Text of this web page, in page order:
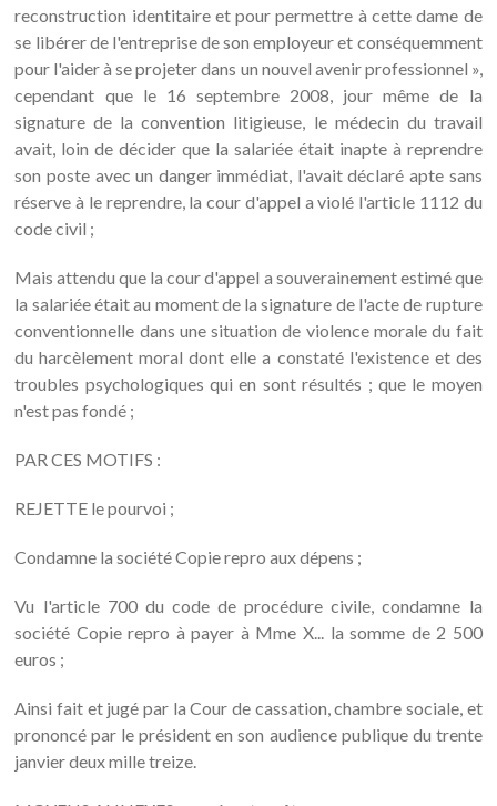
reconstruction identitaire et pour permettre à cette dame de
se libérer de l'entreprise de son employeur et conséquemment
pour l'aider à se projeter dans un nouvel avenir professionnel »,
cependant que le 16 septembre 2008, jour même de la
signature de la convention litigieuse, le médecin du travail
avait, loin de décider que la salariée était inapte à reprendre
son poste avec un danger immédiat, l'avait déclaré apte sans
réserve à le reprendre, la cour d'appel a violé l'article 1112 du
code civil ;
Mais attendu que la cour d'appel a souverainement estimé que
la salariée était au moment de la signature de l'acte de rupture
conventionnelle dans une situation de violence morale du fait
du harcèlement moral dont elle a constaté l'existence et des
troubles psychologiques qui en sont résultés ; que le moyen
n'est pas fondé ;
PAR CES MOTIFS :
REJETTE le pourvoi ;
Condamne la société Copie repro aux dépens ;
Vu l'article 700 du code de procédure civile, condamne la
société Copie repro à payer à Mme X... la somme de 2 500
euros ;
Ainsi fait et jugé par la Cour de cassation, chambre sociale, et
prononcé par le président en son audience publique du trente
janvier deux mille treize.